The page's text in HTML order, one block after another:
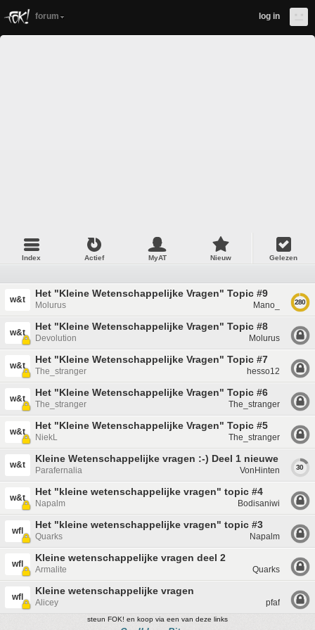
forum log in
Index Actief MyAT Nieuw Gelezen
w&t
Het "Kleine Wetenschappelijke Vragen" Topic #9
Molurus Mano_ 280
w&t
Het "Kleine Wetenschappelijke Vragen" Topic #8
Devolution Molurus
w&t
Het "Kleine Wetenschappelijke Vragen" Topic #7
The_stranger hesso12
w&t
Het "Kleine Wetenschappelijke Vragen" Topic #6
The_stranger The_stranger
w&t
Het "Kleine Wetenschappelijke Vragen" Topic #5
NiekL The_stranger
w&t
Kleine Wetenschappelijke vragen :-) Deel 1 nieuwe stijl
Parafernalia VonHinten 30
w&t
Het "kleine wetenschappelijke vragen" topic #4
Napalm Bodisaniwi
wfl
Het "kleine wetenschappelijke vragen" topic #3
Quarks Napalm
wfl
Kleine wetenschappelijke vragen deel 2
Armalite Quarks
wfl
Kleine wetenschappelijke vragen
Alicey pfaf
steun FOK! en koop via een van deze links